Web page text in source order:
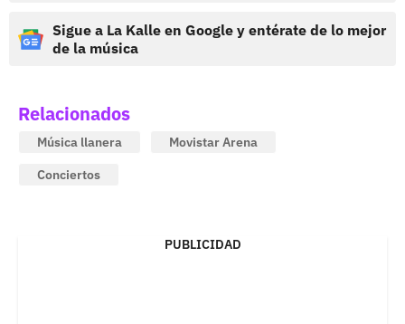
Sigue a La Kalle en Google y entérate de lo mejor
de la música
Relacionados
Música llanera
Movistar Arena
Conciertos
PUBLICIDAD